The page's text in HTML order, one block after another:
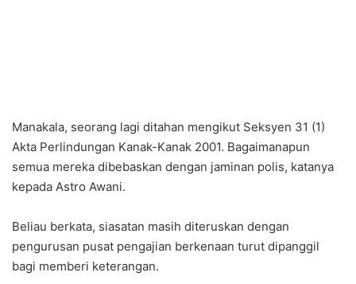
Manakala, seorang lagi ditahan mengikut Seksyen 31 (1)
Akta Perlindungan Kanak-Kanak 2001. Bagaimanapun
semua mereka dibebaskan dengan jaminan polis, katanya
kepada Astro Awani.
Beliau berkata, siasatan masih diteruskan dengan
pengurusan pusat pengajian berkenaan turut dipanggil
bagi memberi keterangan.